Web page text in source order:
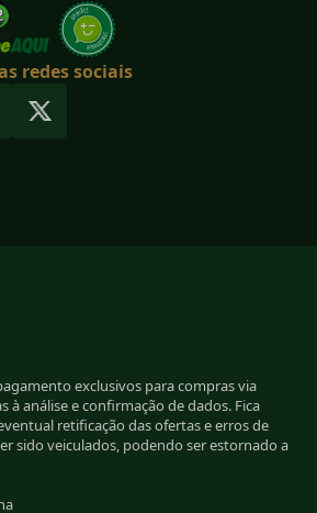
redes sociais
exclusivos para compras via
à análise e confirmação de dados. Fica
retificação das ofertas e erros de
sido veiculados, podendo ser estornado a